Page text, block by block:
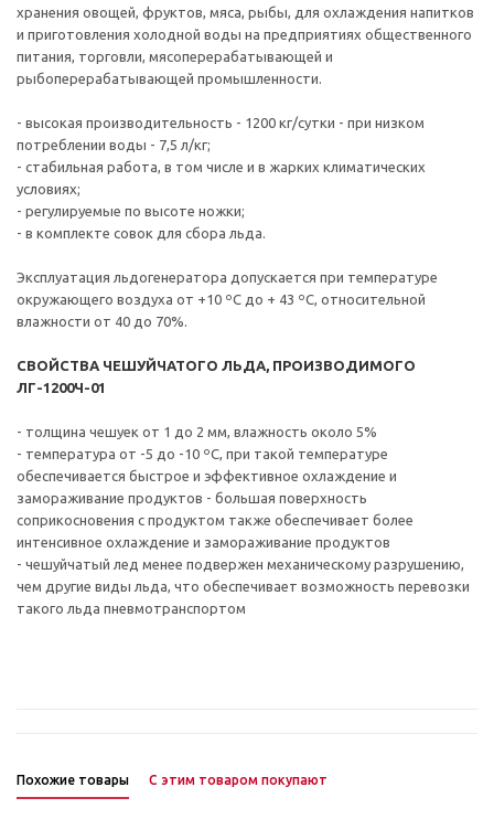
хранения овощей, фруктов, мяса, рыбы, для охлаждения напитков
и приготовления холодной воды на предприятиях общественного
питания, торговли, мясоперерабатывающей и
рыбоперерабатывающей промышленности.
- высокая производительность - 1200 кг/сутки - при низком
потреблении воды - 7,5 л/кг;
- стабильная работа, в том числе и в жарких климатических
условиях;
- регулируемые по высоте ножки;
- в комплекте совок для сбора льда.
Эксплуатация льдогенератора допускается при температуре
окружающего воздуха от +10 ºС до + 43 ºС, относительной
влажности от 40 до 70%.
СВОЙСТВА ЧЕШУЙЧАТОГО ЛЬДА, ПРОИЗВОДИМОГО
ЛГ-1200Ч-01
- толщина чешуек от 1 до 2 мм, влажность около 5%
- температура от -5 до -10 ºС, при такой температуре
обеспечивается быстрое и эффективное охлаждение и
замораживание продуктов - большая поверхность
соприкосновения с продуктом также обеспечивает более
интенсивное охлаждение и замораживание продуктов
- чешуйчатый лед менее подвержен механическому разрушению,
чем другие виды льда, что обеспечивает возможность перевозки
такого льда пневмотранспортом
Похожие товары С этим товаром покупают